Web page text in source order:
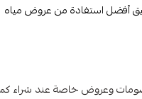
أفضل استفادة من عروض مياه
خصومات وعروض خاصة عند شراء